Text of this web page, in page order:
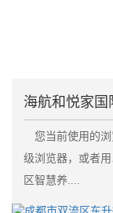
您当前使用的浏
级浏览器，或者
区智慧养....